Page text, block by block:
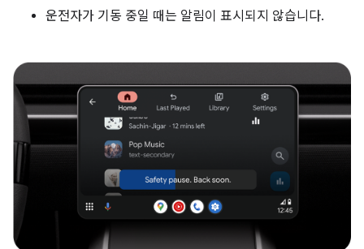
운전자가 기동 중일 때는 알림이 표시되지 않습니다.